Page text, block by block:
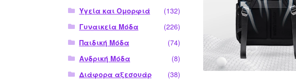
Υγεία και Ομορφιά
(132)
Γυναικεία Μόδα
(226)
Παιδική Μόδα
(74)
Ανδρική Μόδα
(8)
Διάφορα αξεσουάρ
(38)